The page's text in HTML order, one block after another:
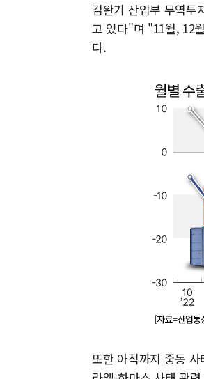
김완기 산업부 무역투
고 있다"며 "11월, 12
다.
또한 아직까지 중동